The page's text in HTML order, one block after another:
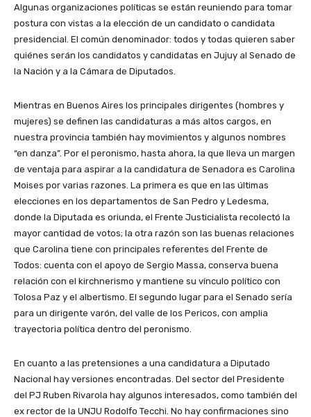
Algunas organizaciones políticas se están reuniendo para tomar
postura con vistas a la elección de un candidato o candidata
presidencial. El común denominador: todos y todas quieren saber
quiénes serán los candidatos y candidatas en Jujuy al Senado de
la Nación y a la Cámara de Diputados.
Mientras en Buenos Aires los principales dirigentes (hombres y
mujeres) se definen las candidaturas a más altos cargos, en
nuestra provincia también hay movimientos y algunos nombres
“en danza”. Por el peronismo, hasta ahora, la que lleva un margen
de ventaja para aspirar a la candidatura de Senadora es Carolina
Moises por varias razones. La primera es que en las últimas
elecciones en los departamentos de San Pedro y Ledesma,
donde la Diputada es oriunda, el Frente Justicialista recolectó la
mayor cantidad de votos; la otra razón son las buenas relaciones
que Carolina tiene con principales referentes del Frente de
Todos: cuenta con el apoyo de Sergio Massa, conserva buena
relación con el kirchnerismo y mantiene su vínculo político con
Tolosa Paz y el albertismo. El segundo lugar para el Senado sería
para un dirigente varón, del valle de los Pericos, con amplia
trayectoria política dentro del peronismo.
En cuanto a las pretensiones a una candidatura a Diputado
Nacional hay versiones encontradas. Del sector del Presidente
del PJ Ruben Rivarola hay algunos interesados, como también del
ex rector de la UNJU Rodolfo Tecchi. No hay confirmaciones sino